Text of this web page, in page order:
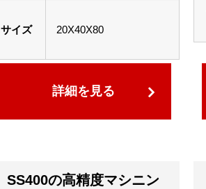
サイズ 20X40X80
詳細を見る
SS400の高精度マシニン